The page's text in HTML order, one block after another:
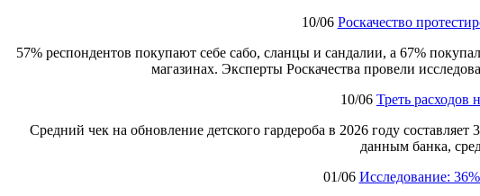
10/06 Роскачество
57% респондентов покупают себе сабо, сланцы и сандалии, а 67%
магазинах. Эксперты Роскачества провели
10/06 Треть расходов
Cредний чек на обновление детского гардероба в 2026 году
данным банка,
01/06 Исследование: